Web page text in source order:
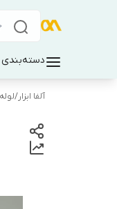
آلفا ابزار/